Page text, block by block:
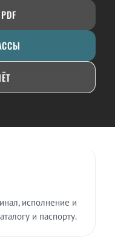
исполнение и
и паспорту.